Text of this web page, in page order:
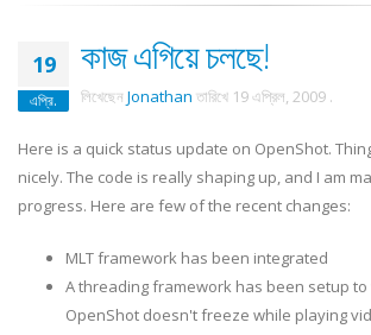
19
এপ্রি.
কাজ এগিয়ে চলছে!
লিখেছেন Jonathan তারিখে 19 এপ্রিল, 2009 .
Here is a quick status update on OpenShot.
nicely. The code is really shaping up, and I am
progress. Here are few of the recent changes:
MLT framework has been integrated
A threading framework has been setup to
OpenShot doesn't freeze while playing